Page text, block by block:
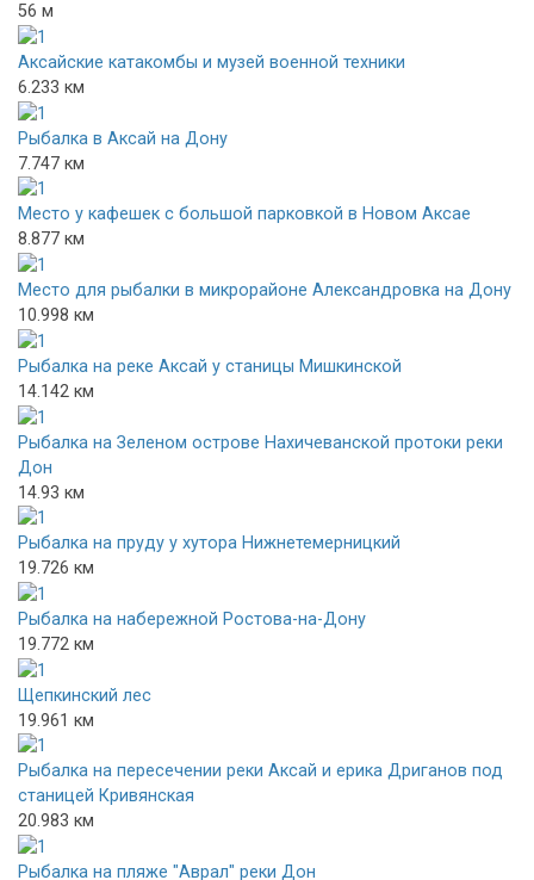
56 м
Аксайские катакомбы и музей военной техники
6.233 км
Рыбалка в Аксай на Дону
7.747 км
Место у кафешек с большой парковкой в Новом Аксае
8.877 км
Место для рыбалки в микрорайоне Александровка на Дону
10.998 км
Рыбалка на реке Аксай у станицы Мишкинской
14.142 км
Рыбалка на Зеленом острове Нахичеванской протоки реки
Дон
14.93 км
Рыбалка на пруду у хутора Нижнетемерницкий
19.726 км
Рыбалка на набережной Ростова-на-Дону
19.772 км
Щепкинский лес
19.961 км
Рыбалка на пересечении реки Аксай и ерика Дриганов под
станицей Кривянская
20.983 км
Рыбалка на пляже "Аврал" реки Дон